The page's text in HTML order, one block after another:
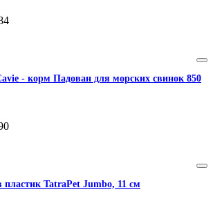
- корм Падован для морских свинок 850
пластик TatraPet Jumbo, 11 см